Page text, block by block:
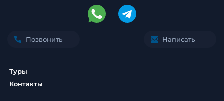
Позвонить Написать
Туры
Контакты